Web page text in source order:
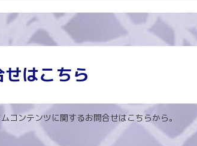
せはこちら
コンテンツに関するお問合せはこちらから。